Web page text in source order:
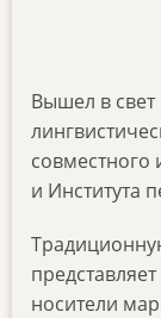
Вышел в свет
совместного
и Института
носители